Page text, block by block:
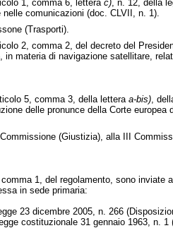
1, comma 6, lettera c), n. 12, della
comunicazioni (doc. CLVII, n. 1).
(Trasporti).
2, comma 2, del decreto del
materia di navigazione satellitare,
5, comma 3, della lettera a-bis),
delle pronunce della Corte europea
(Giustizia), alla III
1, del regolamento, sono inviate
in sede primaria:
23 dicembre 2005, n. 266
costituzionale 31 gennaio 1963, n.